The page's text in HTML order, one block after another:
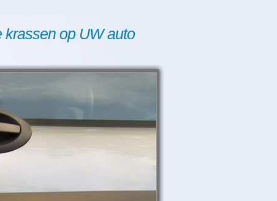
krassen op UW auto